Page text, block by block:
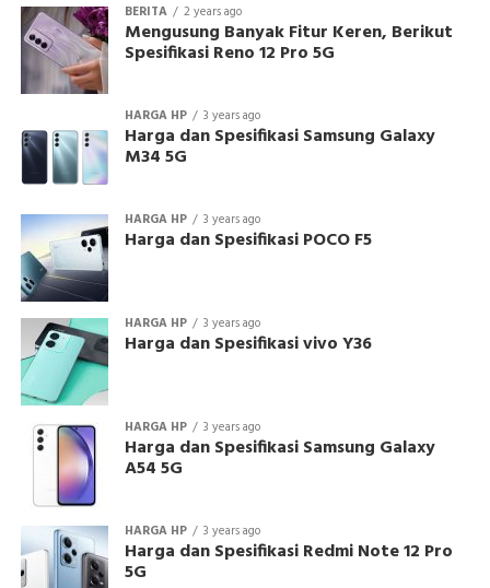
BERITA 2 years ago
Mengusung Banyak Fitur Keren, Berikut
Spesifikasi Reno 12 Pro 5G
HARGA HP 3 years ago
Harga dan Spesifikasi Samsung Galaxy
M34 5G
HARGA HP 3 years ago
Harga dan Spesifikasi POCO F5
HARGA HP 3 years ago
Harga dan Spesifikasi vivo Y36
HARGA HP 3 years ago
Harga dan Spesifikasi Samsung Galaxy
A54 5G
HARGA HP 3 years ago
Harga dan Spesifikasi Redmi Note 12 Pro
5G